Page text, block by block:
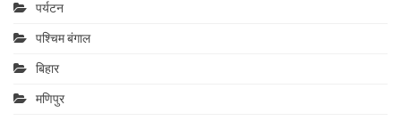
पर्यटन
पश्चिम बंगाल
बिहार
मणिपुर